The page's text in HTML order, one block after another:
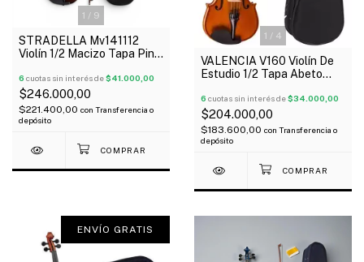
1 / 9
STRADELLA Mv141112
Violín 1/2 Macizo Tapa Pino
6 cuotas sin interés de$41.000,00
$246.000,00
$221.400,00 con Transferencia o
depósito
1 / 4
VALENCIA V160 Violín De
Estudio 1/2 Tapa Abeto
Oferta!
6 cuotas sin interés de$34.000,00
$204.000,00
$183.600,00 con Transferencia o
depósito
ENVÍO GRATIS